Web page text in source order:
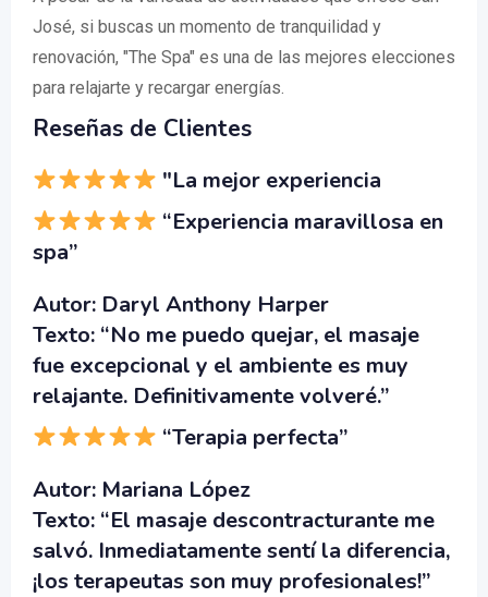
José, si buscas un momento de tranquilidad y
renovación, "The Spa" es una de las mejores elecciones
para relajarte y recargar energías.
Reseñas de Clientes
"La mejor experiencia
“Experiencia maravillosa en
spa”
Autor: Daryl Anthony Harper
Texto: “No me puedo quejar, el masaje
fue excepcional y el ambiente es muy
relajante. Definitivamente volveré.”
“Terapia perfecta”
Autor: Mariana López
Texto: “El masaje descontracturante me
salvó. Inmediatamente sentí la diferencia,
¡los terapeutas son muy profesionales!”